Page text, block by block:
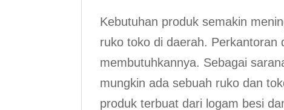
Kebutuhan produk semakin
ruko toko di daerah. Perkantoran
membutuhkannya. Sebagai
mungkin ada sebuah ruko dan
produk terbuat dari logam besi